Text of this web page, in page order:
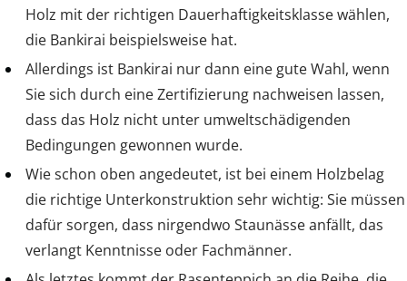
Holz mit der richtigen Dauerhaftigkeitsklasse wählen,
die Bankirai beispielsweise hat.
Allerdings ist Bankirai nur dann eine gute Wahl, wenn
Sie sich durch eine Zertifizierung nachweisen lassen,
dass das Holz nicht unter umweltschädigenden
Bedingungen gewonnen wurde.
Wie schon oben angedeutet, ist bei einem Holzbelag
die richtige Unterkonstruktion sehr wichtig: Sie müssen
dafür sorgen, dass nirgendwo Staunässe anfällt, das
verlangt Kenntnisse oder Fachmänner.